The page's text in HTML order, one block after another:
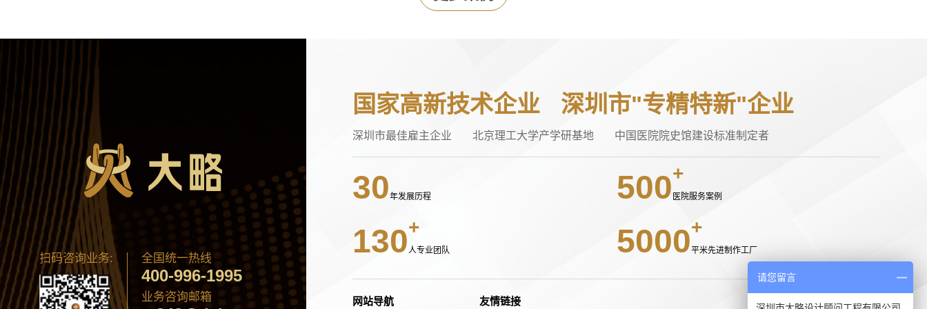
扫码咨询业务: 全国统一热线
400-996-1995
业务咨询邮箱
国家高新技术企业 深圳市"专精特新"企业
深圳市最佳雇主企业 北京理工大学产学研基地 中国医院院史馆建设标准制定者
30年发展历程 500 医院服务案例
130 人专业团队 5000平米先进制作工厂
网站导航 友情链接
请您留言